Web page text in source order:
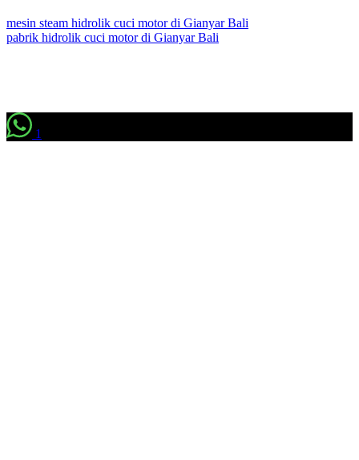
mesin steam hidrolik cuci motor di Gianyar Bali
pabrik hidrolik cuci motor di Gianyar Bali
1